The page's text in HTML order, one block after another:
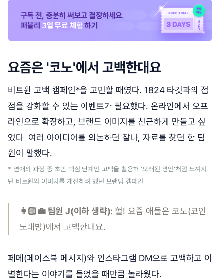
요즘은 '코노'에서 고백한대요
비트윈 고백 캠페인*을 고민할 때였다. 1824 타깃과의 접
점을 강화할 수 있는 이벤트가 필요했다. 온라인에서 오프
라인으로 확장하고, 브랜드 이미지를 친근하게 만들고 싶
었다. 여러 아이디어를 의논하던 찰나, 자료를 찾던 한 팀
원이 말했다.
* 연애의 과정 중 초반 핵심 단계인 고백을 활용해 '오래된 연인'처럼 느껴지
던 비트윈의 이미지를 개선하려 했던 브랜딩 캠페인
‍👩🏻‍💼 팀원 J(이하 생략): 헐! 요즘 애들은 코노(코인
노래방)에서 고백한대요.
페메(페이스북 메시지)와 인스타그램 DM으로 고백하고 이
별한다는 이야기를 들었을 때만큼 놀라웠다.